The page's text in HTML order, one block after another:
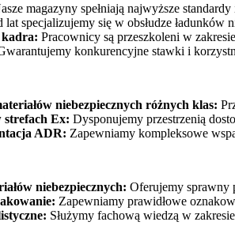
magazyny spełniają najwyższe
lat specjalizujemy się w obsłudze ładunków
Pracownicy są przeszkoleni w
konkurencyjne stawki i
niebezpiecznych różnych klas:
strefach Ex: Dysponujemy przestrzenią
ADR: Zapewniamy kompleksowe
niebezpiecznych: Oferujemy sprawny
Zapewniamy prawidłowe
Służymy fachową wiedzą w